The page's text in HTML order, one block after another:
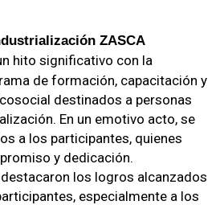
ZASCA
hito significativo con la
de formación, capacitación y
destinados a personas
En un emotivo acto, se
a los participantes, quienes
y dedicación.
los logros alcanzados
especialmente a los